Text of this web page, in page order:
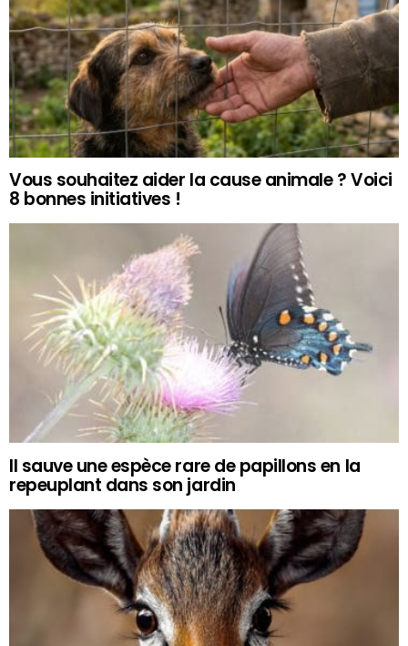
Vous souhaitez aider la cause animale ? Voici
8 bonnes initiatives !
Il sauve une espèce rare de papillons en la
repeuplant dans son jardin